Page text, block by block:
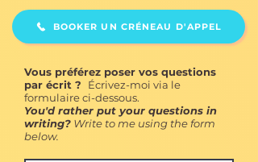
BOOKER UN CRÉNEAU D'APPEL
Vous préférez poser vos questions
par écrit ? Écrivez-moi via le
formulaire ci-dessous. ​
You'd rather put your questions in
writing? Write to me using the form
below.